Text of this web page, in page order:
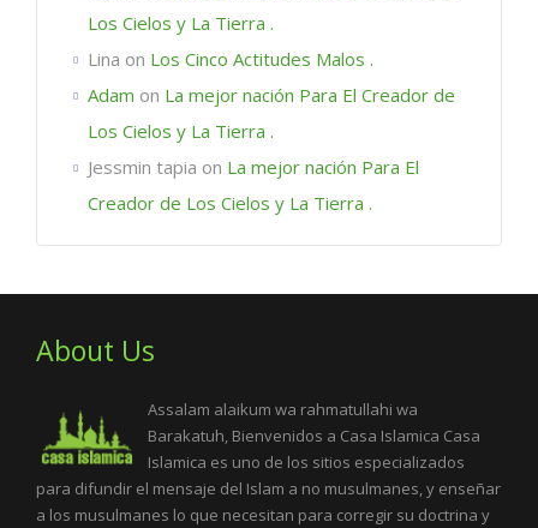
Los Cielos y La Tierra .
Lina on Los Cinco Actitudes Malos .
Adam on La mejor nación Para El Creador de
Los Cielos y La Tierra .
Jessmin tapia on La mejor nación Para El
Creador de Los Cielos y La Tierra .
About Us
Assalam alaikum wa rahmatullahi wa
Barakatuh, Bienvenidos a Casa Islamica Casa
Islamica es uno de los sitios especializados
para difundir el mensaje del Islam a no musulmanes, y enseñar
a los musulmanes lo que necesitan para corregir su doctrina y